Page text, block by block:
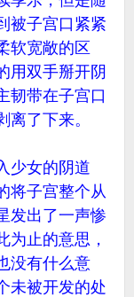
被子宫口紧紧
软宽敞的区
用双手掰开阴
韧带在子宫口
了下来。
女的阴道
将子宫整个从
发出了一声惨
为止的意思，
没有什么意
未被开发的处